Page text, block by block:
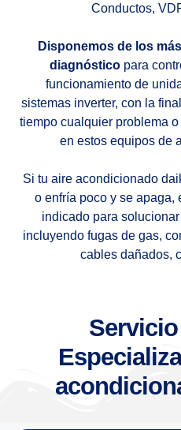
Conductos,
Disponemos de los
diagnóstico para
funcionamiento de
sistemas inverter, con la
tiempo cualquier problema
en estos equipos de
Si tu aire acondicionado
o enfría poco y se apaga,
indicado para
incluyendo fugas de gas,
cables dañados,